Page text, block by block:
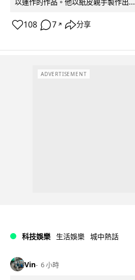
108 7 ↗ 分享
ADVERTISEMENT
科技娛樂 生活娛樂 城中熱話
Vin 6 小時